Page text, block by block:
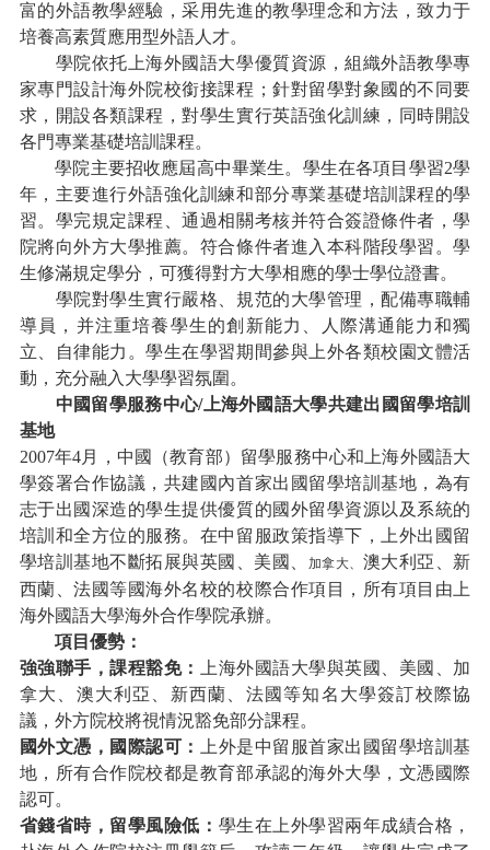
富的外語教學經驗，采用先進的教學理念和方法，致力于
培養高素質應用型外語人才。
學院依托上海外國語大學優質資源，組織外語教學專
家專門設計海外院校銜接課程；針對留學對象國的不同要
求，開設各類課程，對學生實行英語強化訓練，同時開設
各門專業基礎培訓課程。
學院主要招收應屆高中畢業生。學生在各項目學習2學
年，主要進行外語強化訓練和部分專業基礎培訓課程的學
習。學完規定課程、通過相關考核并符合簽證條件者，學
院將向外方大學推薦。符合條件者進入本科階段學習。學
生修滿規定學分，可獲得對方大學相應的學士學位證書。
學院對學生實行嚴格、規范的大學管理，配備專職輔
導員，并注重培養學生的創新能力、人際溝通能力和獨
立、自律能力。學生在學習期間參與上外各類校園文體活
動，充分融入大學學習氛圍。
中國留學服務中心/上海外國語大學共建出國留學培訓
基地
2007年4月，中國（教育部）留學服務中心和上海外國語大
學簽署合作協議，共建國內首家出國留學培訓基地，為有
志于出國深造的學生提供優質的國外留學資源以及系統的
培訓和全方位的服務。在中留服政策指導下，上外出國留
學培訓基地不斷拓展與英國、美國、
加拿大、 澳大利亞、新
西蘭、法國等國海外名校的校際合作項目，所有項目由上
海外國語大學海外合作學院承辦。
項目優勢：
強強聯手，課程豁免：
上海外國語大學與英國、美國、加
拿大、澳大利亞、新西蘭、法國等知名大學簽訂校際協
議，外方院校將視情況豁免部分課程。
國外文憑，國際認可：
上外是中留服首家出國留學培訓基
地，所有合作院校都是教育部承認的海外大學，文憑國際
認可。
省錢省時，留學風險低： 學生在上外學習兩年成績合格，